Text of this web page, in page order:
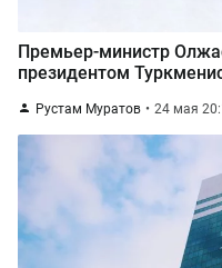
Премьер-министр
президентом
Рустам Муратов 24 мая